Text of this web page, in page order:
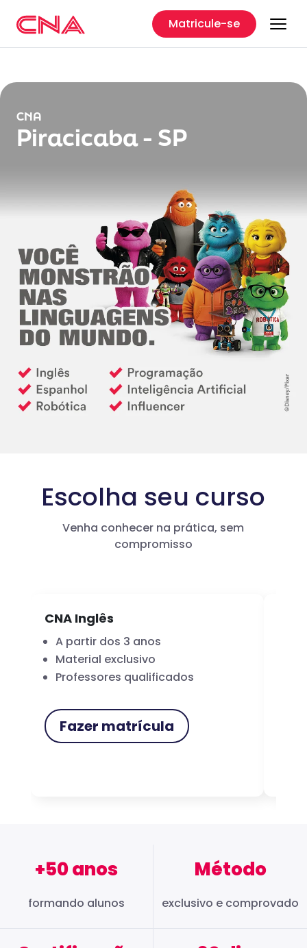
Matricule-se
CNA
Piracicaba - SP
Escolha seu curso
Venha conhecer na prática, sem
compromisso
CNA Inglês
A partir dos 3 anos
Material exclusivo
Professores qualificados
Fazer matrícula
+50 anos
formando alunos
Método
exclusivo e comprovado